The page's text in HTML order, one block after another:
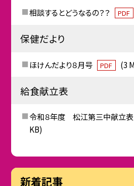
相談するとどうなるの？？
PDF
保健だより
ほけんだより８月号 PDF (3
給食献立表
令和８年度 松江第三中献立
KB)
新着記事